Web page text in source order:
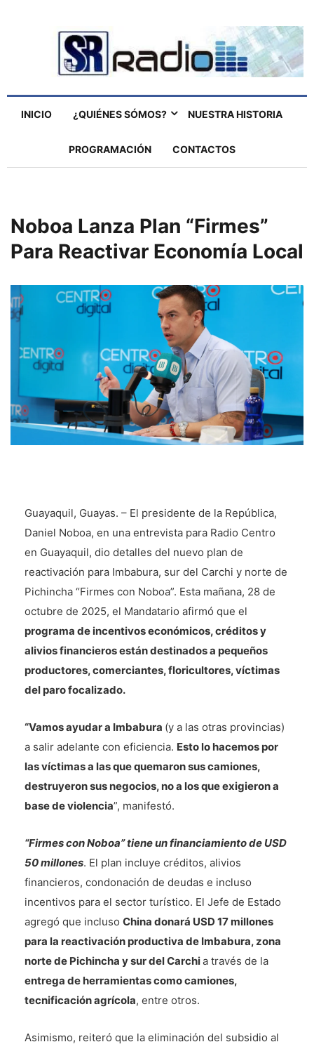
INICIO ¿QUIÉNES SÓMOS? NUESTRA HISTORIA
PROGRAMACIÓN CONTACTOS
Noboa Lanza Plan “Firmes”
Para Reactivar Economía Local
Guayaquil, Guayas. – El presidente de la República,
Daniel Noboa, en una entrevista para Radio Centro
en Guayaquil, dio detalles del nuevo plan de
reactivación para Imbabura, sur del Carchi y norte de
Pichincha “Firmes con Noboa”. Esta mañana, 28 de
octubre de 2025, el Mandatario afirmó que el
programa de incentivos económicos, créditos y
alivios financieros están destinados a pequeños
productores, comerciantes, floricultores, víctimas
del paro focalizado.
“Vamos ayudar a Imbabura (y a las otras provincias)
a salir adelante con eficiencia. Esto lo hacemos por
las víctimas a las que quemaron sus camiones,
destruyeron sus negocios, no a los que exigieron a
base de violencia”, manifestó.
“Firmes con Noboa” tiene un financiamiento de USD
50 millones. El plan incluye créditos, alivios
financieros, condonación de deudas e incluso
incentivos para el sector turístico. El Jefe de Estado
agregó que incluso China donará USD 17 millones
para la reactivación productiva de Imbabura, zona
norte de Pichincha y sur del Carchia través de la
entrega de herramientas como camiones,
tecnificación agrícola, entre otros.
Asimismo, reiteró que la eliminación del subsidio al